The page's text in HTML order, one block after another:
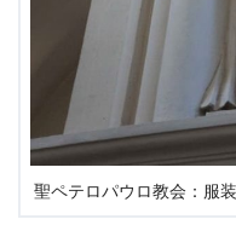
聖ペテロパウロ教会：服